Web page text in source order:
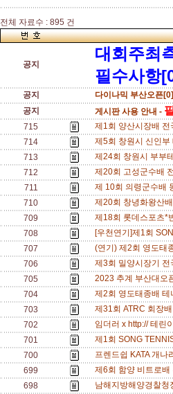
전체 자료수 : 895 건
공지
대회주최
필수사항
공지
다이나믹 부산오픈[0]
공지
게시판 사용 안내 -
715
제1회 양산시장배
714
제5회 창원시 신인
713
제24회 창원시 부부
712
제20회 고성군수배
711
제 10회 의령군수배
710
제20회 창녕화왕산
709
제18회 롯데스포츠*
708
[우천연기]제1회
707
(연기) 제2회 영도태
706
제3회 밀양시장기
705
2023 추계 부산대오
704
제2회 영도태종배
703
제31회 ATRC 회장
702
임더러 x http:// 테린
701
제1회 SONG
700
프렌드쉽 KATA 개
699
제6회 함양 비트로
698
남해지방해양경찰